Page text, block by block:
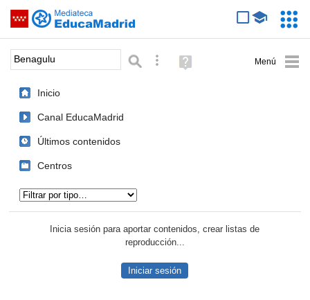
Saltar navegación
Palabra o frase: Búsqueda avanzada
Ayuda
(en
Inicio
Canal EducaMadrid
Últimos contenidos
Centros
Inicia sesión para aportar contenidos, crear listas de
reproducción...
Iniciar sesión